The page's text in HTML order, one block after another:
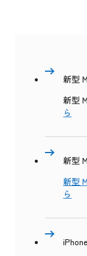
新型
新型
ら
新型
新型
ら